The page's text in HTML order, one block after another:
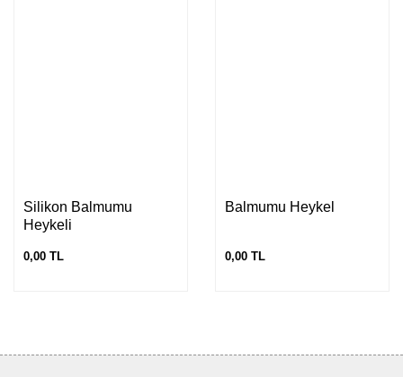
Silikon Balmumu
Heykeli
0,00 TL
Balmumu Heykel
0,00 TL